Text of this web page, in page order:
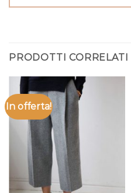
PRODOTTI CORRELATI
In offerta!